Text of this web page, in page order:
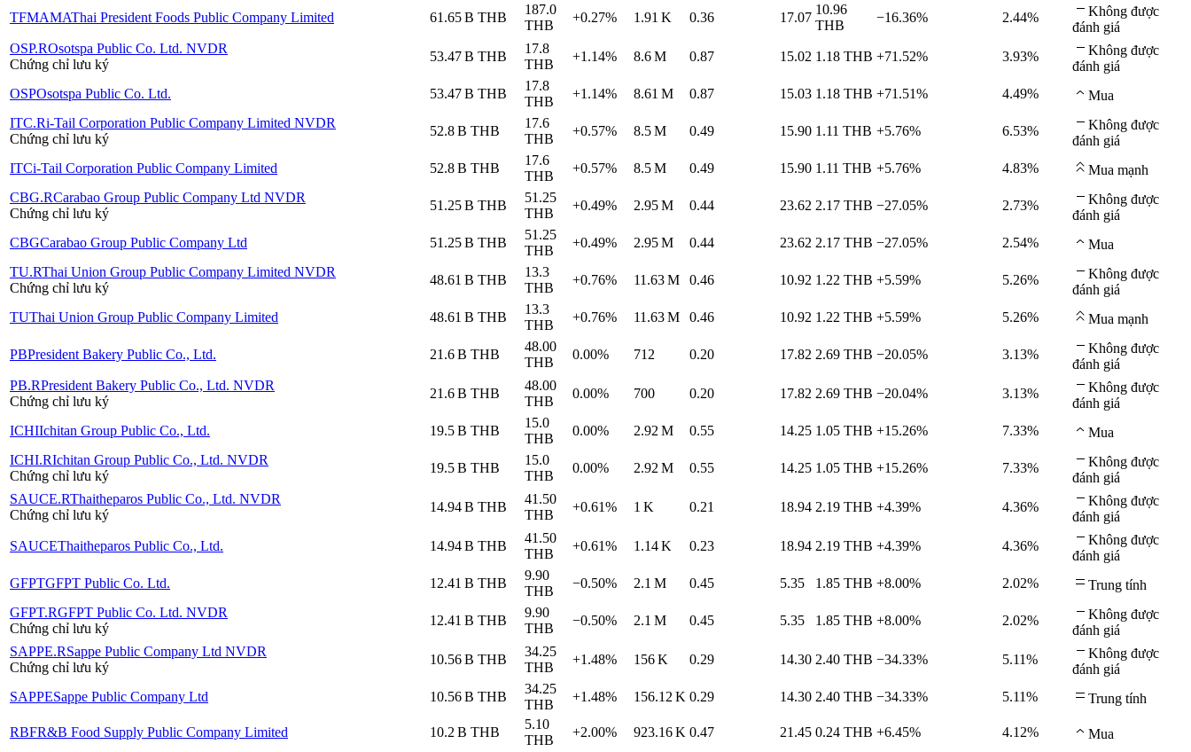
TFMAMAThai President Foods Public Company Limited 61.65 B THB
187.0
THB
+0.27% 1.91 K 0.36 17.07
10.96
THB
−16.36% 2.44%
Không được
đánh giá
OSP.ROsotspa Public Co. Ltd. NVDR
Chứng chỉ lưu ký
53.47 B THB
17.8
THB
+1.14% 8.6 M 0.87 15.02 1.18 THB +71.52% 3.93%
Không được
đánh giá
OSPOsotspa Public Co. Ltd. 53.47 B THB
17.8
THB
+1.14% 8.61 M 0.87 15.03 1.18 THB +71.51% 4.49%
Mua
ITC.Ri-Tail Corporation Public Company Limited NVDR
Chứng chỉ lưu ký
52.8 B THB
17.6
THB
+0.57% 8.5 M 0.49 15.90 1.11 THB +5.76% 6.53%
Không được
đánh giá
ITCi-Tail Corporation Public Company Limited 52.8 B THB
17.6
THB
+0.57% 8.5 M 0.49 15.90 1.11 THB +5.76% 4.83%
Mua mạnh
CBG.RCarabao Group Public Company Ltd NVDR
Chứng chỉ lưu ký
51.25 B THB
51.25
THB
+0.49% 2.95 M 0.44 23.62 2.17 THB −27.05% 2.73%
Không được
đánh giá
CBGCarabao Group Public Company Ltd 51.25 B THB
51.25
THB
+0.49% 2.95 M 0.44 23.62 2.17 THB −27.05% 2.54%
Mua
TU.RThai Union Group Public Company Limited NVDR
Chứng chỉ lưu ký
48.61 B THB
13.3
THB
+0.76% 11.63 M 0.46 10.92 1.22 THB +5.59% 5.26%
Không được
đánh giá
TUThai Union Group Public Company Limited 48.61 B THB
13.3
THB
+0.76% 11.63 M 0.46 10.92 1.22 THB +5.59% 5.26% Mua mạnh
PBPresident Bakery Public Co., Ltd. 21.6 B THB
48.00
THB
0.00% 712 0.20 17.82 2.69 THB −20.05% 3.13%
Không được
đánh giá
PB.RPresident Bakery Public Co., Ltd. NVDR
Chứng chỉ lưu ký
21.6 B THB
48.00
THB
0.00% 700 0.20 17.82 2.69 THB −20.04% 3.13%
Không được
đánh giá
ICHIIchitan Group Public Co., Ltd. 19.5 B THB
15.0
THB
0.00% 2.92 M 0.55 14.25 1.05 THB +15.26% 7.33%
Mua
ICHI.RIchitan Group Public Co., Ltd. NVDR
Chứng chỉ lưu ký
19.5 B THB
15.0
THB
0.00% 2.92 M 0.55 14.25 1.05 THB +15.26% 7.33%
Không được
đánh giá
SAUCE.RThaitheparos Public Co., Ltd. NVDR
Chứng chỉ lưu ký
14.94 B THB
41.50
THB
+0.61% 1 K 0.21 18.94 2.19 THB +4.39% 4.36%
Không được
đánh giá
SAUCEThaitheparos Public Co., Ltd. 14.94 B THB
41.50
THB
+0.61% 1.14 K 0.23 18.94 2.19 THB +4.39% 4.36%
Không được
đánh giá
GFPTGFPT Public Co. Ltd. 12.41 B THB
9.90
THB
−0.50% 2.1 M 0.45 5.35 1.85 THB +8.00% 2.02%
Trung tính
GFPT.RGFPT Public Co. Ltd. NVDR
Chứng chỉ lưu ký
12.41 B THB
9.90
THB
−0.50% 2.1 M 0.45 5.35 1.85 THB +8.00% 2.02%
Không được
đánh giá
SAPPE.RSappe Public Company Ltd NVDR
Chứng chỉ lưu ký
10.56 B THB
34.25
THB
+1.48% 156 K 0.29 14.30 2.40 THB −34.33% 5.11%
Không được
đánh giá
SAPPESappe Public Company Ltd 10.56 B THB
34.25
THB
+1.48% 156.12 K 0.29 14.30 2.40 THB −34.33% 5.11% Trung tính
RBFR&B Food Supply Public Company Limited 10.2 B THB
5.10
THB
+2.00% 923.16 K 0.47 21.45 0.24 THB +6.45% 4.12%
Mua